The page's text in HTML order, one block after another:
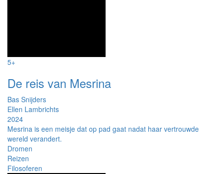
5+
De reis van Mesrina
Bas Snijders
Ellen Lambrichts
2024
Mesrina is een meisje dat op pad gaat nadat haar vertrouwde
wereld verandert.
Dromen
Reizen
Filosoferen